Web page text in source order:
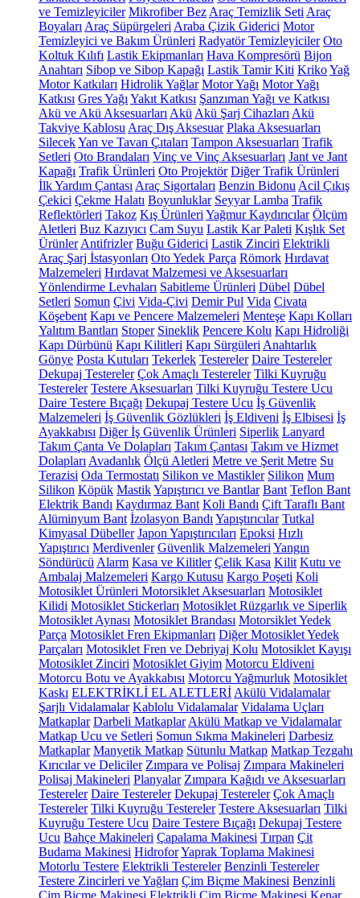
ve Temizleyiciler Mikrofiber Bez Araç Temizlik Seti Araç
Boyaları Araç Süpürgeleri Araba Çizik Giderici Motor
Temizleyici ve Bakım Ürünleri Radyatör Temizleyiciler Oto
Koltuk Kılıfı Lastik Ekipmanları Hava Kompresörü Bijon
Anahtarı Sibop ve Sibop Kapağı Lastik Tamir Kiti KrikoYağ
Motor Katkıları Hidrolik Yağlar Motor Yağı Motor Yağı
Katkısı Gres Yağı Yakıt Katkısı Şanzıman Yağı ve Katkısı
Akü ve Akü Aksesuarları Akü Akü Şarj Cihazları Akü
Takviye Kablosu Araç Dış Aksesuar Plaka Aksesuarları
SilecekYan ve Tavan Çıtaları Tampon Aksesuarları Trafik
Setleri Oto Brandaları Vinç ve Vinç Aksesuarları Jant ve Jant
Kapağı Trafik Ürünleri Oto Projektör Diğer Trafik Ürünleri
İlk Yardım Çantası Araç Sigortaları Benzin Bidonu Acil Çıkış
Çekici Çekme Halatı Boyunluklar Seyyar Lamba Trafik
Reflektörleri Takoz Kış Ürünleri Yağmur Kaydırıcılar Ölçüm
Aletleri Buz Kazıyıcı Cam Suyu Lastik Kar Paleti Kışlık Set
Ürünler Antifrizler Buğu Giderici Lastik Zinciri Elektrikli
Araç Şarj İstasyonları Oto Yedek Parça Römork Hırdavat
Malzemeleri Hırdavat Malzemesi ve Aksesuarları
Yönlendirme Levhaları Sabitleme Ürünleri Dübel Dübel
Setleri Somun Çivi Vida-Çivi Demir Pul Vida Civata
Köşebent Kapı ve Pencere Malzemeleri Menteşe Kapı Kolları
Yalıtım Bantları Stoper Sineklik Pencere Kolu Kapı Hidroliği
Kapı Dürbünü Kapı Kilitleri Kapı Sürgüleri Anahtarlık
Gönye Posta Kutuları Tekerlek Testereler Daire Testereler
Dekupaj Testereler Çok Amaçlı Testereler Tilki Kuyruğu
Testereler Testere Aksesuarları Tilki Kuyruğu Testere Ucu
Daire Testere Bıçağı Dekupaj Testere Ucu İş Güvenlik
Malzemeleri İş Güvenlik Gözlükleri İş Eldiveni İş Elbisesi İş
Ayakkabısı Diğer İş Güvenlik Ürünleri Siperlik Lanyard
Takım Çanta Ve Dolapları Takım Çantası Takım ve Hizmet
Dolapları Avadanlık Ölçü Aletleri Metre ve Şerit Metre Su
Terazisi Oda Termostatı Silikon ve Mastikler Silikon Mum
Silikon Köpük MastikYapıştırıcı ve Bantlar Bant Teflon Bant
Elektrik Bandı Kaydırmaz Bant Koli Bandı Çift Taraflı Bant
Alüminyum Bant İzolasyon Bandı Yapıştırıcılar Tutkal
Kimyasal Dübeller Japon Yapıştırıcıları Epoksi Hızlı
Yapıştırıcı Merdivenler Güvenlik Malzemeleri Yangın
Söndürücü Alarm Kasa ve Kilitler Çelik Kasa Kilit Kutu ve
Ambalaj Malzemeleri Kargo Kutusu Kargo Poşeti Koli
Motosiklet Ürünleri Motorsiklet Aksesuarları Motosiklet
Kilidi Motosiklet Stickerları Motosiklet Rüzgarlık ve Siperlik
Motosiklet Aynası Motosiklet Brandası Motorsiklet Yedek
Parça Motosiklet Fren Ekipmanları Diğer Motosiklet Yedek
Parçaları Motosiklet Fren ve Debriyaj Kolu Motosiklet Kayışı
Motosiklet Zinciri Motosiklet Giyim Motorcu Eldiveni
Motorcu Botu ve Ayakkabısı Motorcu Yağmurluk Motosiklet
Kaskı ELEKTRİKLİ EL ALETLERİ Akülü Vidalamalar
Şarjlı Vidalamalar Kablolu Vidalamalar Vidalama Uçları
Matkaplar Darbeli Matkaplar Akülü Matkap ve Vidalamalar
Matkap Ucu ve Setleri Somun Sıkma Makineleri Darbesiz
Matkaplar Manyetik Matkap Sütunlu Matkap Matkap Tezgahı
Kırıcılar ve Deliciler Zımpara ve Polisaj Zımpara Makineleri
Polisaj Makineleri Planyalar Zımpara Kağıdı ve Aksesuarları
Testereler Daire Testereler Dekupaj Testereler Çok Amaçlı
Testereler Tilki Kuyruğu Testereler Testere Aksesuarları Tilki
Kuyruğu Testere Ucu Daire Testere Bıçağı Dekupaj Testere
Ucu Bahçe Makineleri Çapalama Makinesi Tırpan Çit
Budama Makinesi HidroforYaprak Toplama Makinesi
Motorlu Testere Elektrikli Testereler Benzinli Testereler
Testere Zincirleri ve Yağları Çim Biçme Makinesi Benzinli
Çim Biçme Makinesi Elektrikli Çim Biçme Makinesi Kenar